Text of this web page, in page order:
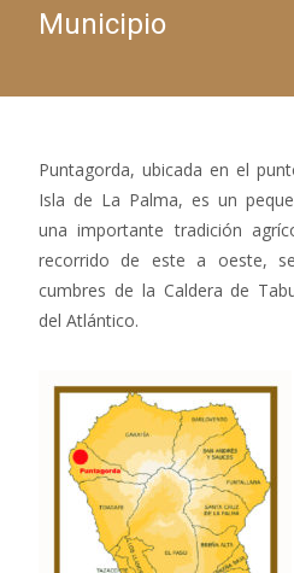
Municipio
Puntagorda, ubicada en el
Isla de La Palma, es un
una importante tradición
recorrido de este a oeste,
cumbres de la Caldera de
del Atlántico.